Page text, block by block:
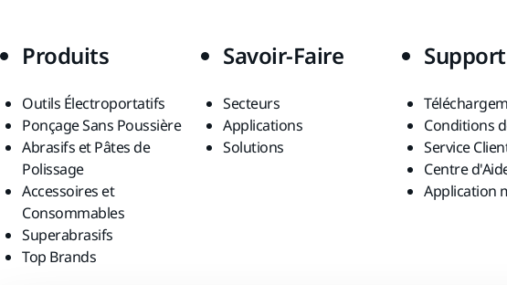
Produits
Outils Électroportatifs
Ponçage Sans Poussière
Abrasifs et Pâtes de
Polissage
Accessoires et
Consommables
Superabrasifs
Top Brands
Savoir-Faire
Secteurs
Applications
Solutions
Support
Conditions
Service
Centre
Application